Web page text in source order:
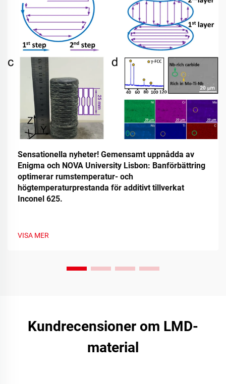
Sensationella nyheter! Gemensamt uppnådda av
Enigma och NOVA University Lisbon: Banförbättring
optimerar rumstemperatur- och
högtemperaturprestanda för additivt tillverkat
Inconel 625.
VISA MER
Kundrecensioner om LMD-
material